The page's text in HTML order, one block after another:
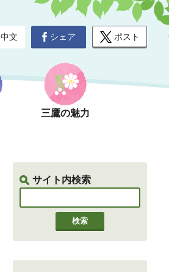
中文
三鷹の魅力
シェア ポスト
サイト内検索